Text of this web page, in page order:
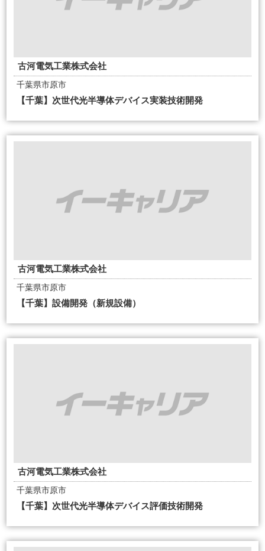
古河電気工業株式会社
千葉県市原市
【千葉】次世代光半導体デバイス実装技術開発
古河電気工業株式会社
千葉県市原市
【千葉】設備開発（新規設備）
古河電気工業株式会社
千葉県市原市
【千葉】次世代光半導体デバイス評価技術開発